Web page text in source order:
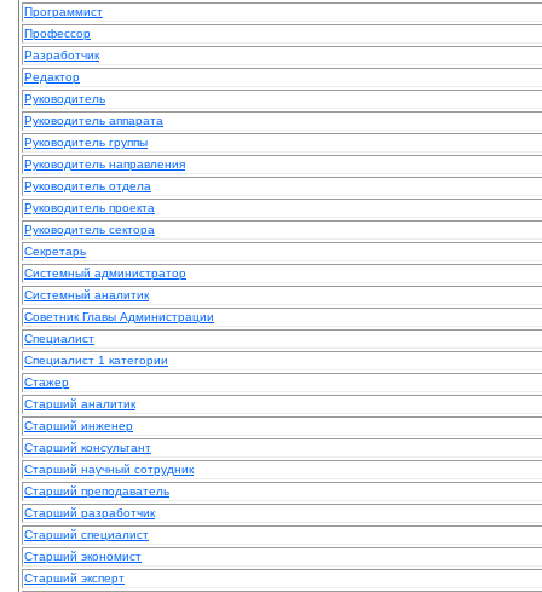
Программист
Профессор
Разработчик
Редактор
Руководитель
Руководитель аппарата
Руководитель группы
Руководитель направления
Руководитель отдела
Руководитель проекта
Руководитель сектора
Секретарь
Системный администратор
Системный аналитик
Советник Главы Администрации
Специалист
Специалист 1 категории
Стажер
Старший аналитик
Старший инженер
Старший консультант
Старший научный сотрудник
Старший преподаватель
Старший разработчик
Старший специалист
Старший экономист
Старший эксперт